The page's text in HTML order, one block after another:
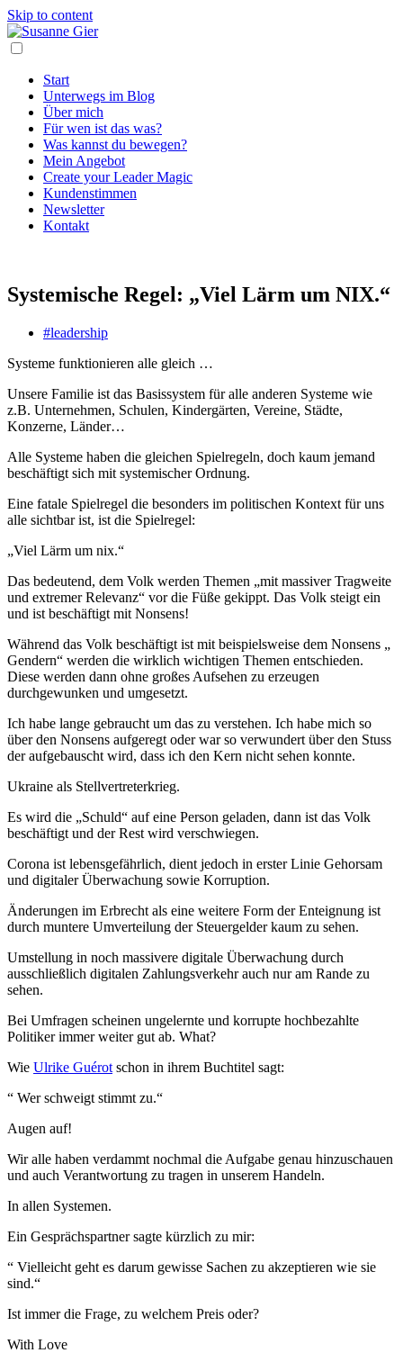
Skip to content
Start
Unterwegs im Blog
Über mich
Für wen ist das was?
Was kannst du bewegen?
Mein Angebot
Create your Leader Magic
Kundenstimmen
Newsletter
Kontakt
Systemische Regel: „Viel Lärm um NIX.“
#leadership
Systeme funktionieren alle gleich …
Unsere Familie ist das Basissystem für alle anderen Systeme wie
z.B. Unternehmen, Schulen, Kindergärten, Vereine, Städte,
Konzerne, Länder…
Alle Systeme haben die gleichen Spielregeln, doch kaum jemand
beschäftigt sich mit systemischer Ordnung.
Eine fatale Spielregel die besonders im politischen Kontext für uns
alle sichtbar ist, ist die Spielregel:
„Viel Lärm um nix.“
Das bedeutend, dem Volk werden Themen „mit massiver Tragweite
und extremer Relevanz“ vor die Füße gekippt. Das Volk steigt ein
und ist beschäftigt mit Nonsens!
Während das Volk beschäftigt ist mit beispielsweise dem Nonsens „
Gendern“ werden die wirklich wichtigen Themen entschieden.
Diese werden dann ohne großes Aufsehen zu erzeugen
durchgewunken und umgesetzt.
Ich habe lange gebraucht um das zu verstehen. Ich habe mich so
über den Nonsens aufgeregt oder war so verwundert über den Stuss
der aufgebauscht wird, dass ich den Kern nicht sehen konnte.
Ukraine als Stellvertreterkrieg.
Es wird die „Schuld“ auf eine Person geladen, dann ist das Volk
beschäftigt und der Rest wird verschwiegen.
Corona ist lebensgefährlich, dient jedoch in erster Linie Gehorsam
und digitaler Überwachung sowie Korruption.
Änderungen im Erbrecht als eine weitere Form der Enteignung ist
durch muntere Umverteilung der Steuergelder kaum zu sehen.
Umstellung in noch massivere digitale Überwachung durch
ausschließlich digitalen Zahlungsverkehr auch nur am Rande zu
sehen.
Bei Umfragen scheinen ungelernte und korrupte hochbezahlte
Politiker immer weiter gut ab. What?
Wie Ulrike Guérot schon in ihrem Buchtitel sagt:
“ Wer schweigt stimmt zu.“
Augen auf!
Wir alle haben verdammt nochmal die Aufgabe genau hinzuschauen
und auch Verantwortung zu tragen in unserem Handeln.
In allen Systemen.
Ein Gesprächspartner sagte kürzlich zu mir:
“ Vielleicht geht es darum gewisse Sachen zu akzeptieren wie sie
sind.“
Ist immer die Frage, zu welchem Preis oder?
With Love